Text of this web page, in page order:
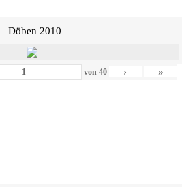
Döben 2010
von 40 › »